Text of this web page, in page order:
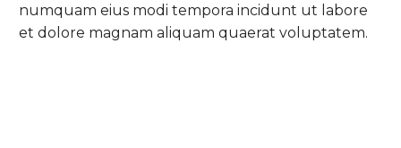
numquam eius modi tempora incidunt ut labore
et dolore magnam aliquam quaerat voluptatem.